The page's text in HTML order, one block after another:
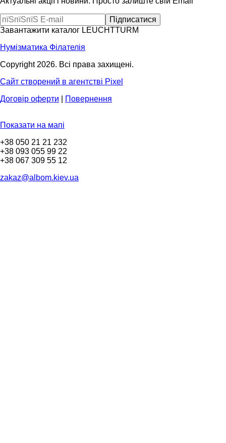
Завантажити каталог LEUCHTTURM
Нумізматика Філателія
Copyright 2026. Всі права захищені.
Сайт створений в агентстві Pixel
Договір оферти
Повернення
Показати на мапі
+38 050 21 21 232
+38 093 055 99 22
+38 067 309 55 12
zakaz@albom.kiev.ua